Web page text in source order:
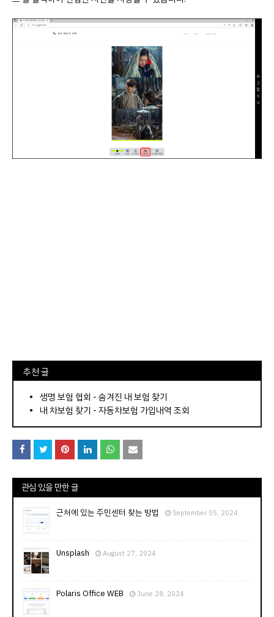
⠀추천 글
⠀­­­­­­­­؜؜؜؜­­­­­­­­؜؜؜؜• 생명 보험 협회 - 숨겨진 내 보험 찾기
내 차보험 찾기 - 자동차보험 가입내역 조회
관심 있을 만한 글
근처에 있는 주민센터 찾는 방법 September 05, 2024
Unsplash August 27, 2024
Polaris Office WEB June 28, 2024